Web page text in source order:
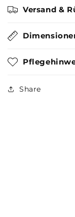
Versand &
Share